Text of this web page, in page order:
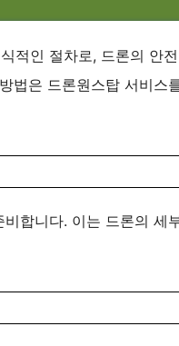
적인 절차로, 드론의 안
법은 드론원스탑 서비스
합니다. 이는 드론의 세